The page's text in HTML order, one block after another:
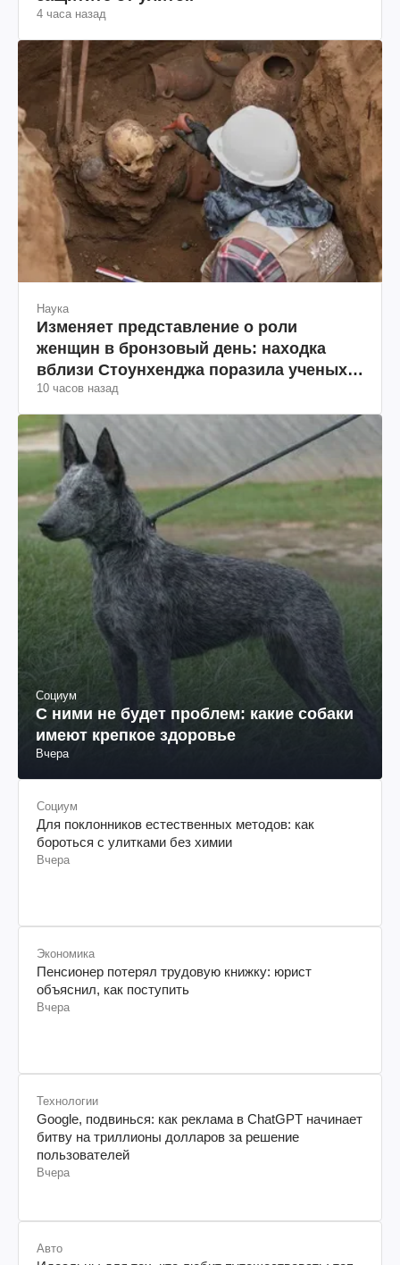
4 часа назад
Наука
Изменяет представление о роли
женщин в бронзовый день: находка
вблизи Стоунхенджа поразила ученых
(фото)
10 часов назад
Социум
С ними не будет проблем: какие собаки
имеют крепкое здоровье
Вчера
Социум
Для поклонников естественных методов: как
бороться с улитками без химии
Вчера
Экономика
Пенсионер потерял трудовую книжку: юрист
объяснил, как поступить
Вчера
Технологии
Google, подвинься: как реклама в ChatGPT начинает
битву на триллионы долларов за решение
пользователей
Вчера
Авто